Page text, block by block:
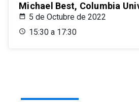
Michael Best, Columbia
5 de Octubre de 2022
15:30 a 17:30